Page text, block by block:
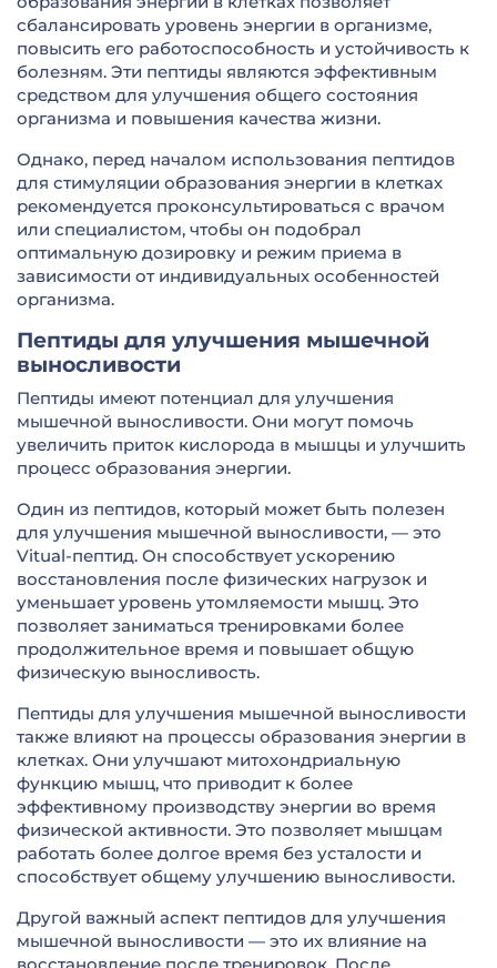
сбалансировать уровень энергии в организме,
повысить его работоспособность и устойчивость к
болезням. Эти пептиды являются эффективным
средством для улучшения общего состояния
организма и повышения качества жизни.
Однако, перед началом использования пептидов
для стимуляции образования энергии в клетках
рекомендуется проконсультироваться с врачом
или специалистом, чтобы он подобрал
оптимальную дозировку и режим приема в
зависимости от индивидуальных особенностей
организма.
Пептиды для улучшения мышечной
выносливости
Пептиды имеют потенциал для улучшения
мышечной выносливости. Они могут помочь
увеличить приток кислорода в мышцы и улучшить
процесс образования энергии.
Один из пептидов, который может быть полезен
для улучшения мышечной выносливости, — это
Vitual-пептид. Он способствует ускорению
восстановления после физических нагрузок и
уменьшает уровень утомляемости мышц. Это
позволяет заниматься тренировками более
продолжительное время и повышает общую
физическую выносливость.
Пептиды для улучшения мышечной выносливости
также влияют на процессы образования энергии в
клетках. Они улучшают митохондриальную
функцию мышц, что приводит к более
эффективному производству энергии во время
физической активности. Это позволяет мышцам
работать более долгое время без усталости и
способствует общему улучшению выносливости.
Другой важный аспект пептидов для улучшения
мышечной выносливости — это их влияние на